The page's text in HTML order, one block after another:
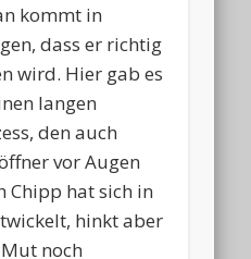
kommt in
dass er richtig
wird. Hier gab es
langen
den auch
vor Augen
Chipp hat sich in
hinkt aber
noch